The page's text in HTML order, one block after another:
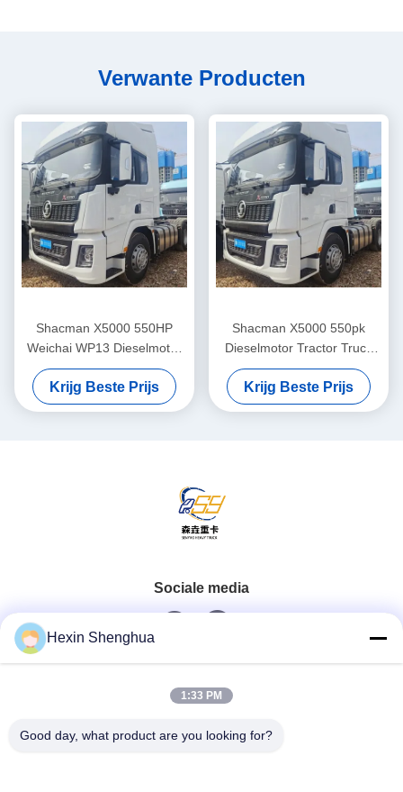
Verwante Producten
Shacman X5000 550HP
Weichai WP13 Dieselmotor
6×4 aandrijving Wiel trekker
Truck met 21-30t
laadvermogen
Krijg Beste Prijs
Shacman X5000 550pk
Dieselmotor Tractor Truck
met 21-30t Laadvermogen
en Euro 5 Emissienorm
Krijg Beste Prijs
Sociale media
Snel contact
Hexin Shenghua
1:33 PM
Good day, what product are you looking for?